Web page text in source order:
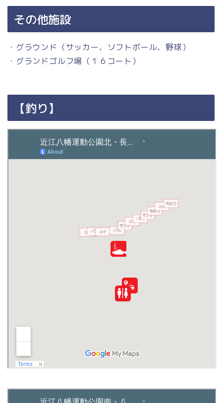
その他施設
・グラウンド（サッカー、ソフトボール、野球）
・グランドゴルフ場（１６コート）
【釣り】